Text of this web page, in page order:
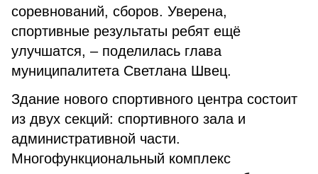
соревнований, сборов. Уверена,
спортивные результаты ребят ещё
улучшатся, – поделилась глава
муниципалитета Светлана Швец.
Здание нового спортивного центра состоит
из двух секций: спортивного зала и
административной части.
Многофункциональный комплекс